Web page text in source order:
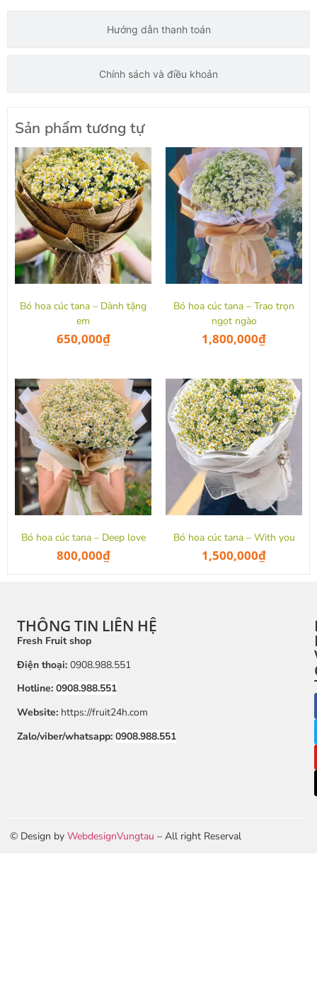
Hướng dẫn thanh toán
Chính sách và điều khoản
Sản phẩm tương tự
Bó hoa cúc tana – Dành tặng
em
650,000₫
Bó hoa cúc tana – Trao trọn
ngọt ngào
1,800,000₫
Bó hoa cúc tana – Deep love
800,000₫
Bó hoa cúc tana – With you
1,500,000₫
THÔNG TIN LIÊN HỆ
Fresh Fruit shop
Điện thoại: 0908.988.551
Hotline: 0908.988.551
Website: https://fruit24h.com
Zalo/viber/whatsapp: 0908.988.551
© Design by WebdesignVungtau – All right Reserval